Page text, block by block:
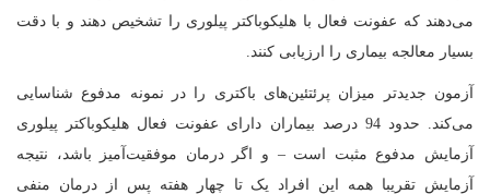
می‌دهند که عفونت فعال با هلیکوباکتر پیلوری را تشخیص دهند و با دقت
بسیار معالجه بیماری را ارزیابی کنند.
آزمون جدیدتر میزان پرئتئین‌های باکتری را در نمونه مدفوع شناسایی
می‌کند. حدود 94 درصد بیماران دارای عفونت فعال هلیکوباکتر پیلوری
آزمایش مدفوع مثبت است – و اگر درمان موفقیت‌آمیز باشد، نتیجه
آزمایش تقریبا همه این افراد یک تا چهار هفته پس از درمان منفی